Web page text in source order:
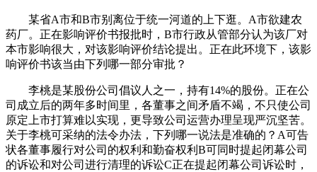
某省A市和B市别离位于统一河道的上下逛。A市欲建农
药厂。正在影响评价书报批时，B市行政从管部分认为该厂对
本市影响很大，对该影响评价结论提出。正在此环境下，该影
响评价书该当由下列哪一部分审批？
李桃是某股份公司倡议人之一，持有14%的股份。正在公
司成立后的两年多时间里，各董事之间矛盾不竭，不只使公司
原定上市打算难以实现，更导致公司运营办理呈现严沉坚苦。
关于李桃可采纳的法令办法，下列哪一说法是准确的？A可告
状各董事履行对公司的权利和勤奋权利B可同时提起闭幕公司
的诉讼和对公司进行清理的诉讼C正在提起闭幕公司诉讼时，